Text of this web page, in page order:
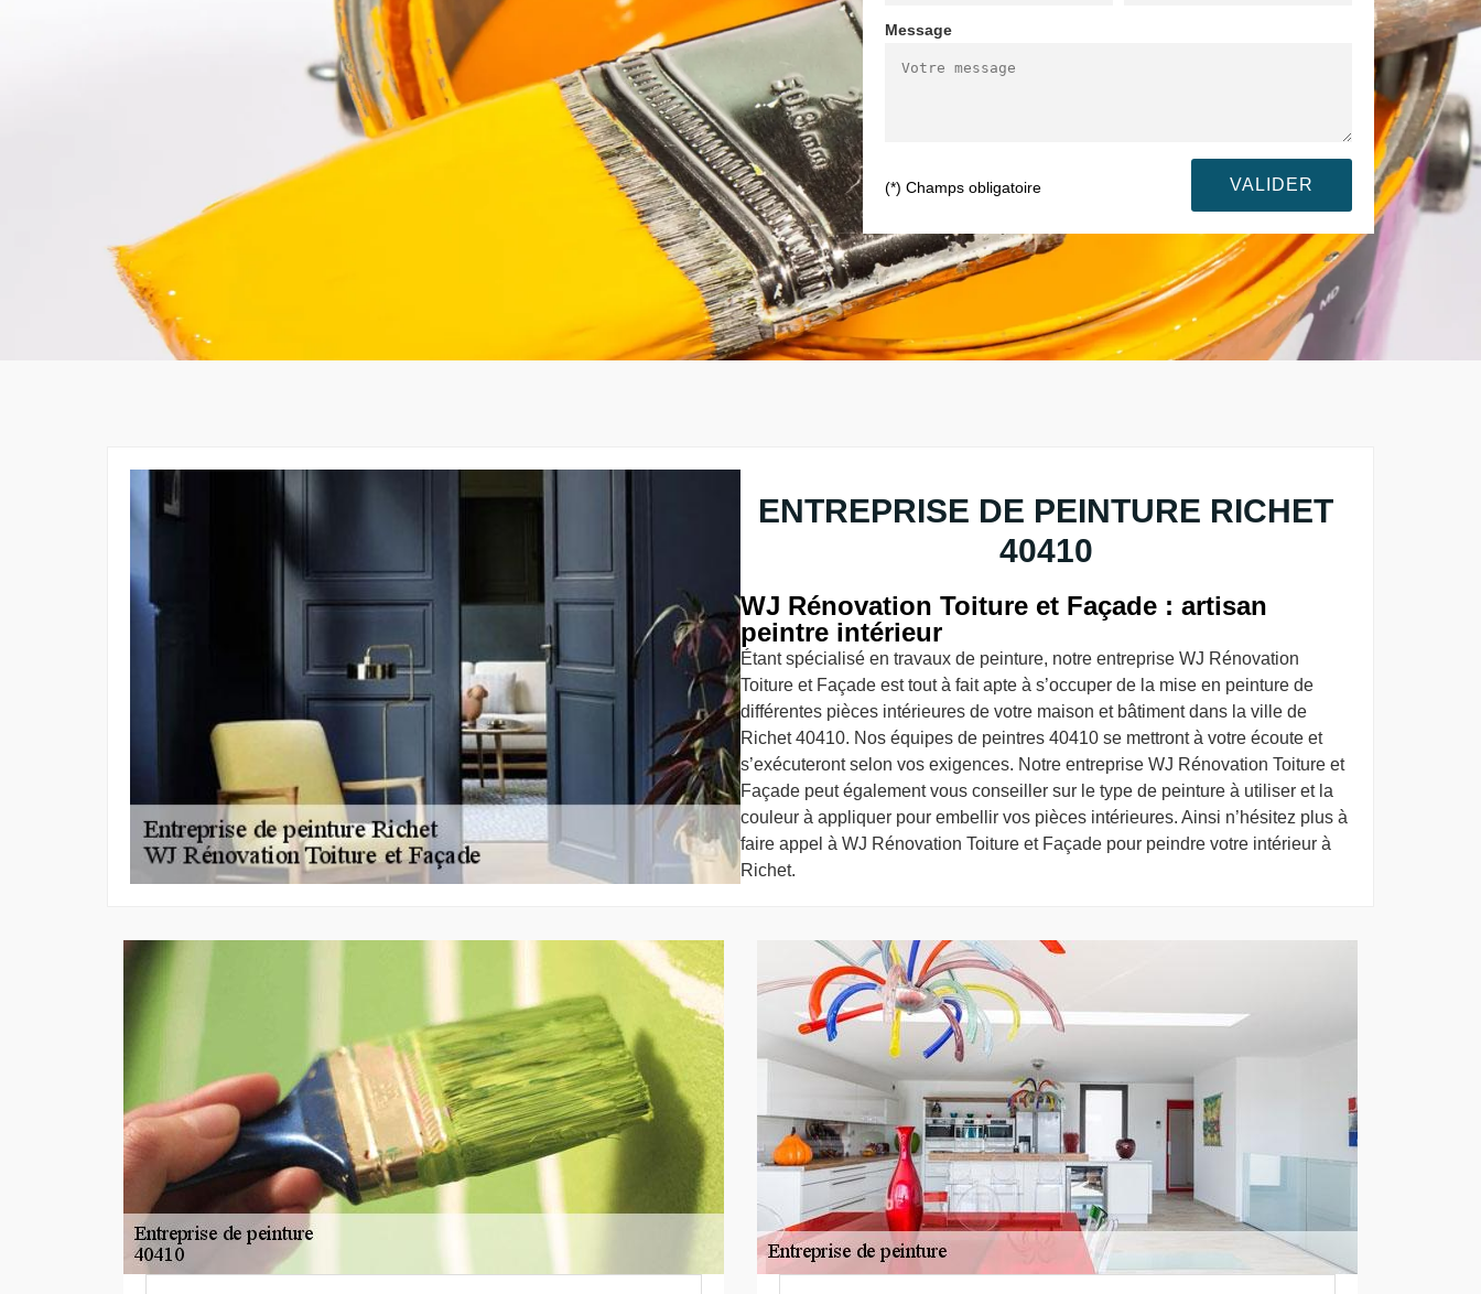
Message
(*) Champs obligatoire
ENTREPRISE DE PEINTURE RICHET
40410
WJ Rénovation Toiture et Façade : artisan
peintre intérieur
Étant spécialisé en travaux de peinture, notre entreprise WJ Rénovation
Toiture et Façade est tout à fait apte à s’occuper de la mise en peinture de
différentes pièces intérieures de votre maison et bâtiment dans la ville de
Richet 40410. Nos équipes de peintres 40410 se mettront à votre écoute et
s’exécuteront selon vos exigences. Notre entreprise WJ Rénovation Toiture et
Façade peut également vous conseiller sur le type de peinture à utiliser et la
couleur à appliquer pour embellir vos pièces intérieures. Ainsi n’hésitez plus à
faire appel à WJ Rénovation Toiture et Façade pour peindre votre intérieur à
Richet.